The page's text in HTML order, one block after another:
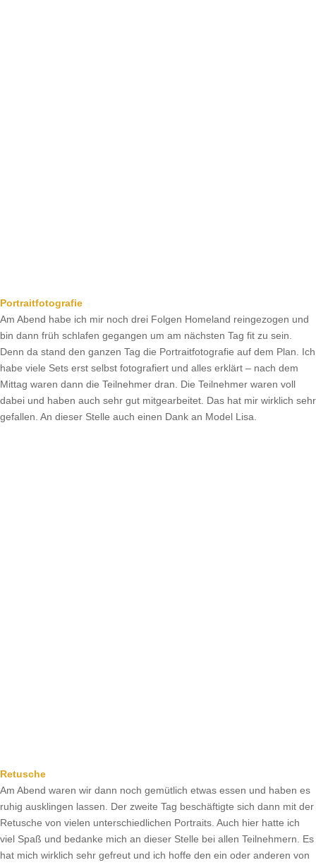
Portraitfotografie
Am Abend habe ich mir noch drei Folgen Homeland reingezogen und
bin dann früh schlafen gegangen um am nächsten Tag fit zu sein.
Denn da stand den ganzen Tag die Portraitfotografie auf dem Plan. Ich
habe viele Sets erst selbst fotografiert und alles erklärt – nach dem
Mittag waren dann die Teilnehmer dran. Die Teilnehmer waren voll
dabei und haben auch sehr gut mitgearbeitet. Das hat mir wirklich sehr
gefallen. An dieser Stelle auch einen Dank an Model Lisa.
Retusche
Am Abend waren wir dann noch gemütlich etwas essen und haben es
ruhig ausklingen lassen. Der zweite Tag beschäftigte sich dann mit der
Retusche von vielen unterschiedlichen Portraits. Auch hier hatte ich
viel Spaß und bedanke mich an dieser Stelle bei allen Teilnehmern. Es
hat mich wirklich sehr gefreut und ich hoffe den ein oder anderen von